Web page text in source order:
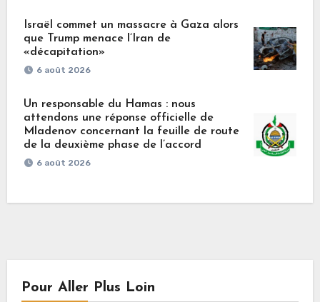
Israël commet un massacre à Gaza alors
que Trump menace l’Iran de
«décapitation»
6 août 2026
Un responsable du Hamas : nous
attendons une réponse officielle de
Mladenov concernant la feuille de route
de la deuxième phase de l’accord
6 août 2026
Pour Aller Plus Loin